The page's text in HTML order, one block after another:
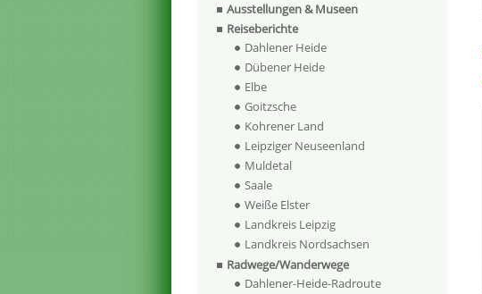
Ausstellungen & Museen
Reiseberichte
Dahlener Heide
Dübener Heide
Elbe
Goitzsche
Kohrener Land
Leipziger Neuseenland
Muldetal
Saale
Weiße Elster
Landkreis Leipzig
Landkreis Nordsachsen
Radwege/Wanderwege
Dahlener-Heide-Radroute